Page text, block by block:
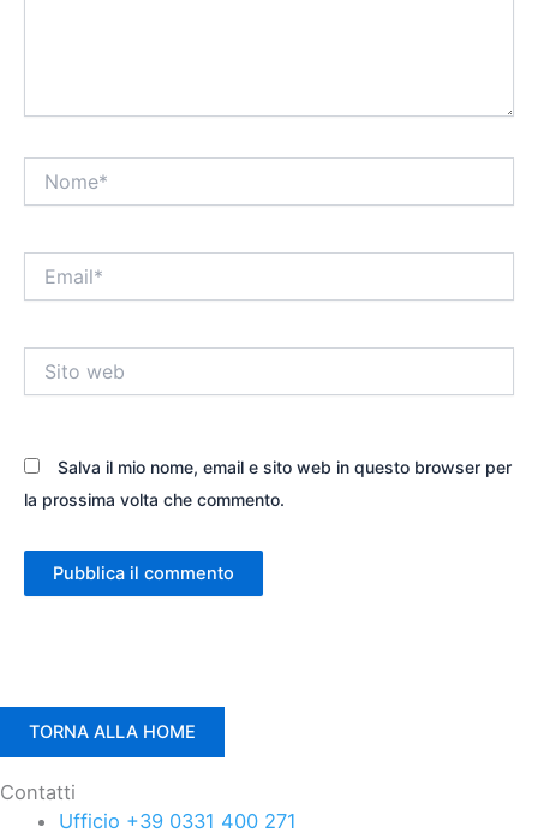
web
Salva il mio nome, email e sito web in questo browser per
la prossima volta che commento.
TORNA ALLA HOME
Contatti
Ufficio +39 0331 400 271